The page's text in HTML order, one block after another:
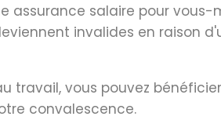
assurance salaire pour
invalides en raison
travail, vous pouvez
convalescence.